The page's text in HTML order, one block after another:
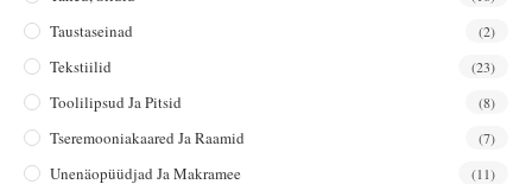
Taustaseinad (2)
Tekstiilid (23)
Toolilipsud Ja Pitsid (8)
Tseremooniakaared Ja Raamid (7)
Unenäopüüdjad Ja Makramee (11)